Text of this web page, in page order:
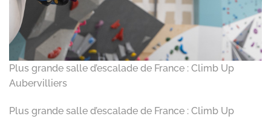
Plus grande salle d’escalade de France : Climb Up
Aubervilliers
Plus grande salle d’escalade de France : Climb Up